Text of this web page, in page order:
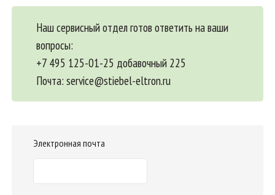
Наш сервисный отдел готов ответить на ваши
вопросы:
+7 495 125-01-25 добавочный 225
Почта: service@stiebel-eltron.ru
Электронная почта